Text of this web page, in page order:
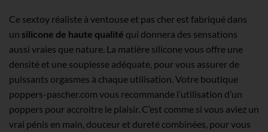
Ce sextoy réaliste à ventouse et pas cher est fabriqué dans
un silicone de haute qualité qui donnera des sensations
aussi vraies que nature. La matière silicone vous offre une
densité et une souplesse adéquate, pour vous assurer de
puissants orgasmes à chaque utilisation. Votre boutique
poppers-pascher.com vous recommande l’utilisation d’un
poppers pour accroitre le plaisir. C’est comme si vous aviez un
vrai pénis en main, douceur et dureté combinées, pour vous